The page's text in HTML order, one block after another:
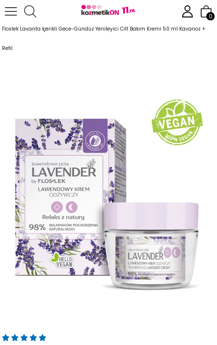
0
Anasayfa
Floslek Lavanta İçerikli Gece-Gündüz Yenileyici Cilt Bakım Kremi 50 ml Kavanoz +
Refil